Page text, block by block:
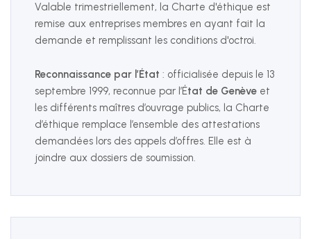
Les horaires de notre secrétariat sont :
08:00 - 12:00
13:30 - 17:00
vendredi
08:00 - 12:00
13:30 - 16:30
Valable trimestriellement, la Charte d'éthique est
remise aux entreprises membres en ayant fait la
demande et remplissant les conditions d'octroi.
Reconnaissance par l’État : officialisée depuis le 13
septembre 1999, reconnue par l’État de Genève et
les différents maîtres d’ouvrage publics, la Charte
d’éthique remplace l’ensemble des attestations
demandées lors des appels d’offres. Elle est à
joindre aux dossiers de soumission.